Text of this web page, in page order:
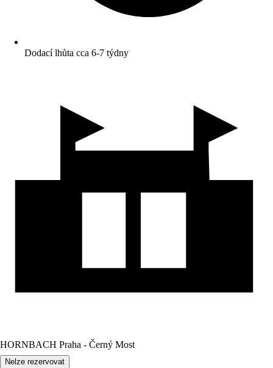
Dodací lhůta cca 6-7 týdny
HORNBACH Praha - Černý Most
Nelze rezervovat